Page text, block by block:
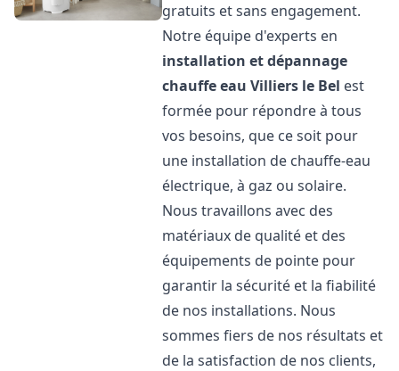
gratuits et sans engagement.
Notre équipe d'experts en
installation et dépannage
chauffe eau Villiers le Bel est
formée pour répondre à tous
vos besoins, que ce soit pour
une installation de chauffe-eau
électrique, à gaz ou solaire.
Nous travaillons avec des
matériaux de qualité et des
équipements de pointe pour
garantir la sécurité et la fiabilité
de nos installations. Nous
sommes fiers de nos résultats et
de la satisfaction de nos clients,